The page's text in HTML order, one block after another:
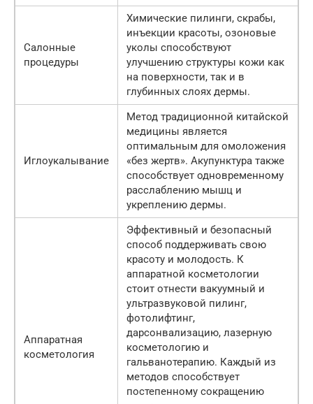
Салонные
процедуры
Химические пилинги, скрабы,
инъекции красоты, озоновые
уколы способствуют
улучшению структуры кожи как
на поверхности, так и в
глубинных слоях дермы.
Иглоукалывание
Метод традиционной китайской
медицины является
оптимальным для омоложения
«без жертв». Акупунктура также
способствует одновременному
расслаблению мышц и
укреплению дермы.
Аппаратная
косметология
Эффективный и безопасный
способ поддерживать свою
красоту и молодость. К
аппаратной косметологии
стоит отнести вакуумный и
ультразвуковой пилинг,
фотолифтинг,
дарсонвализацию, лазерную
косметологию и
гальванотерапию. Каждый из
методов способствует
постепенному сокращению